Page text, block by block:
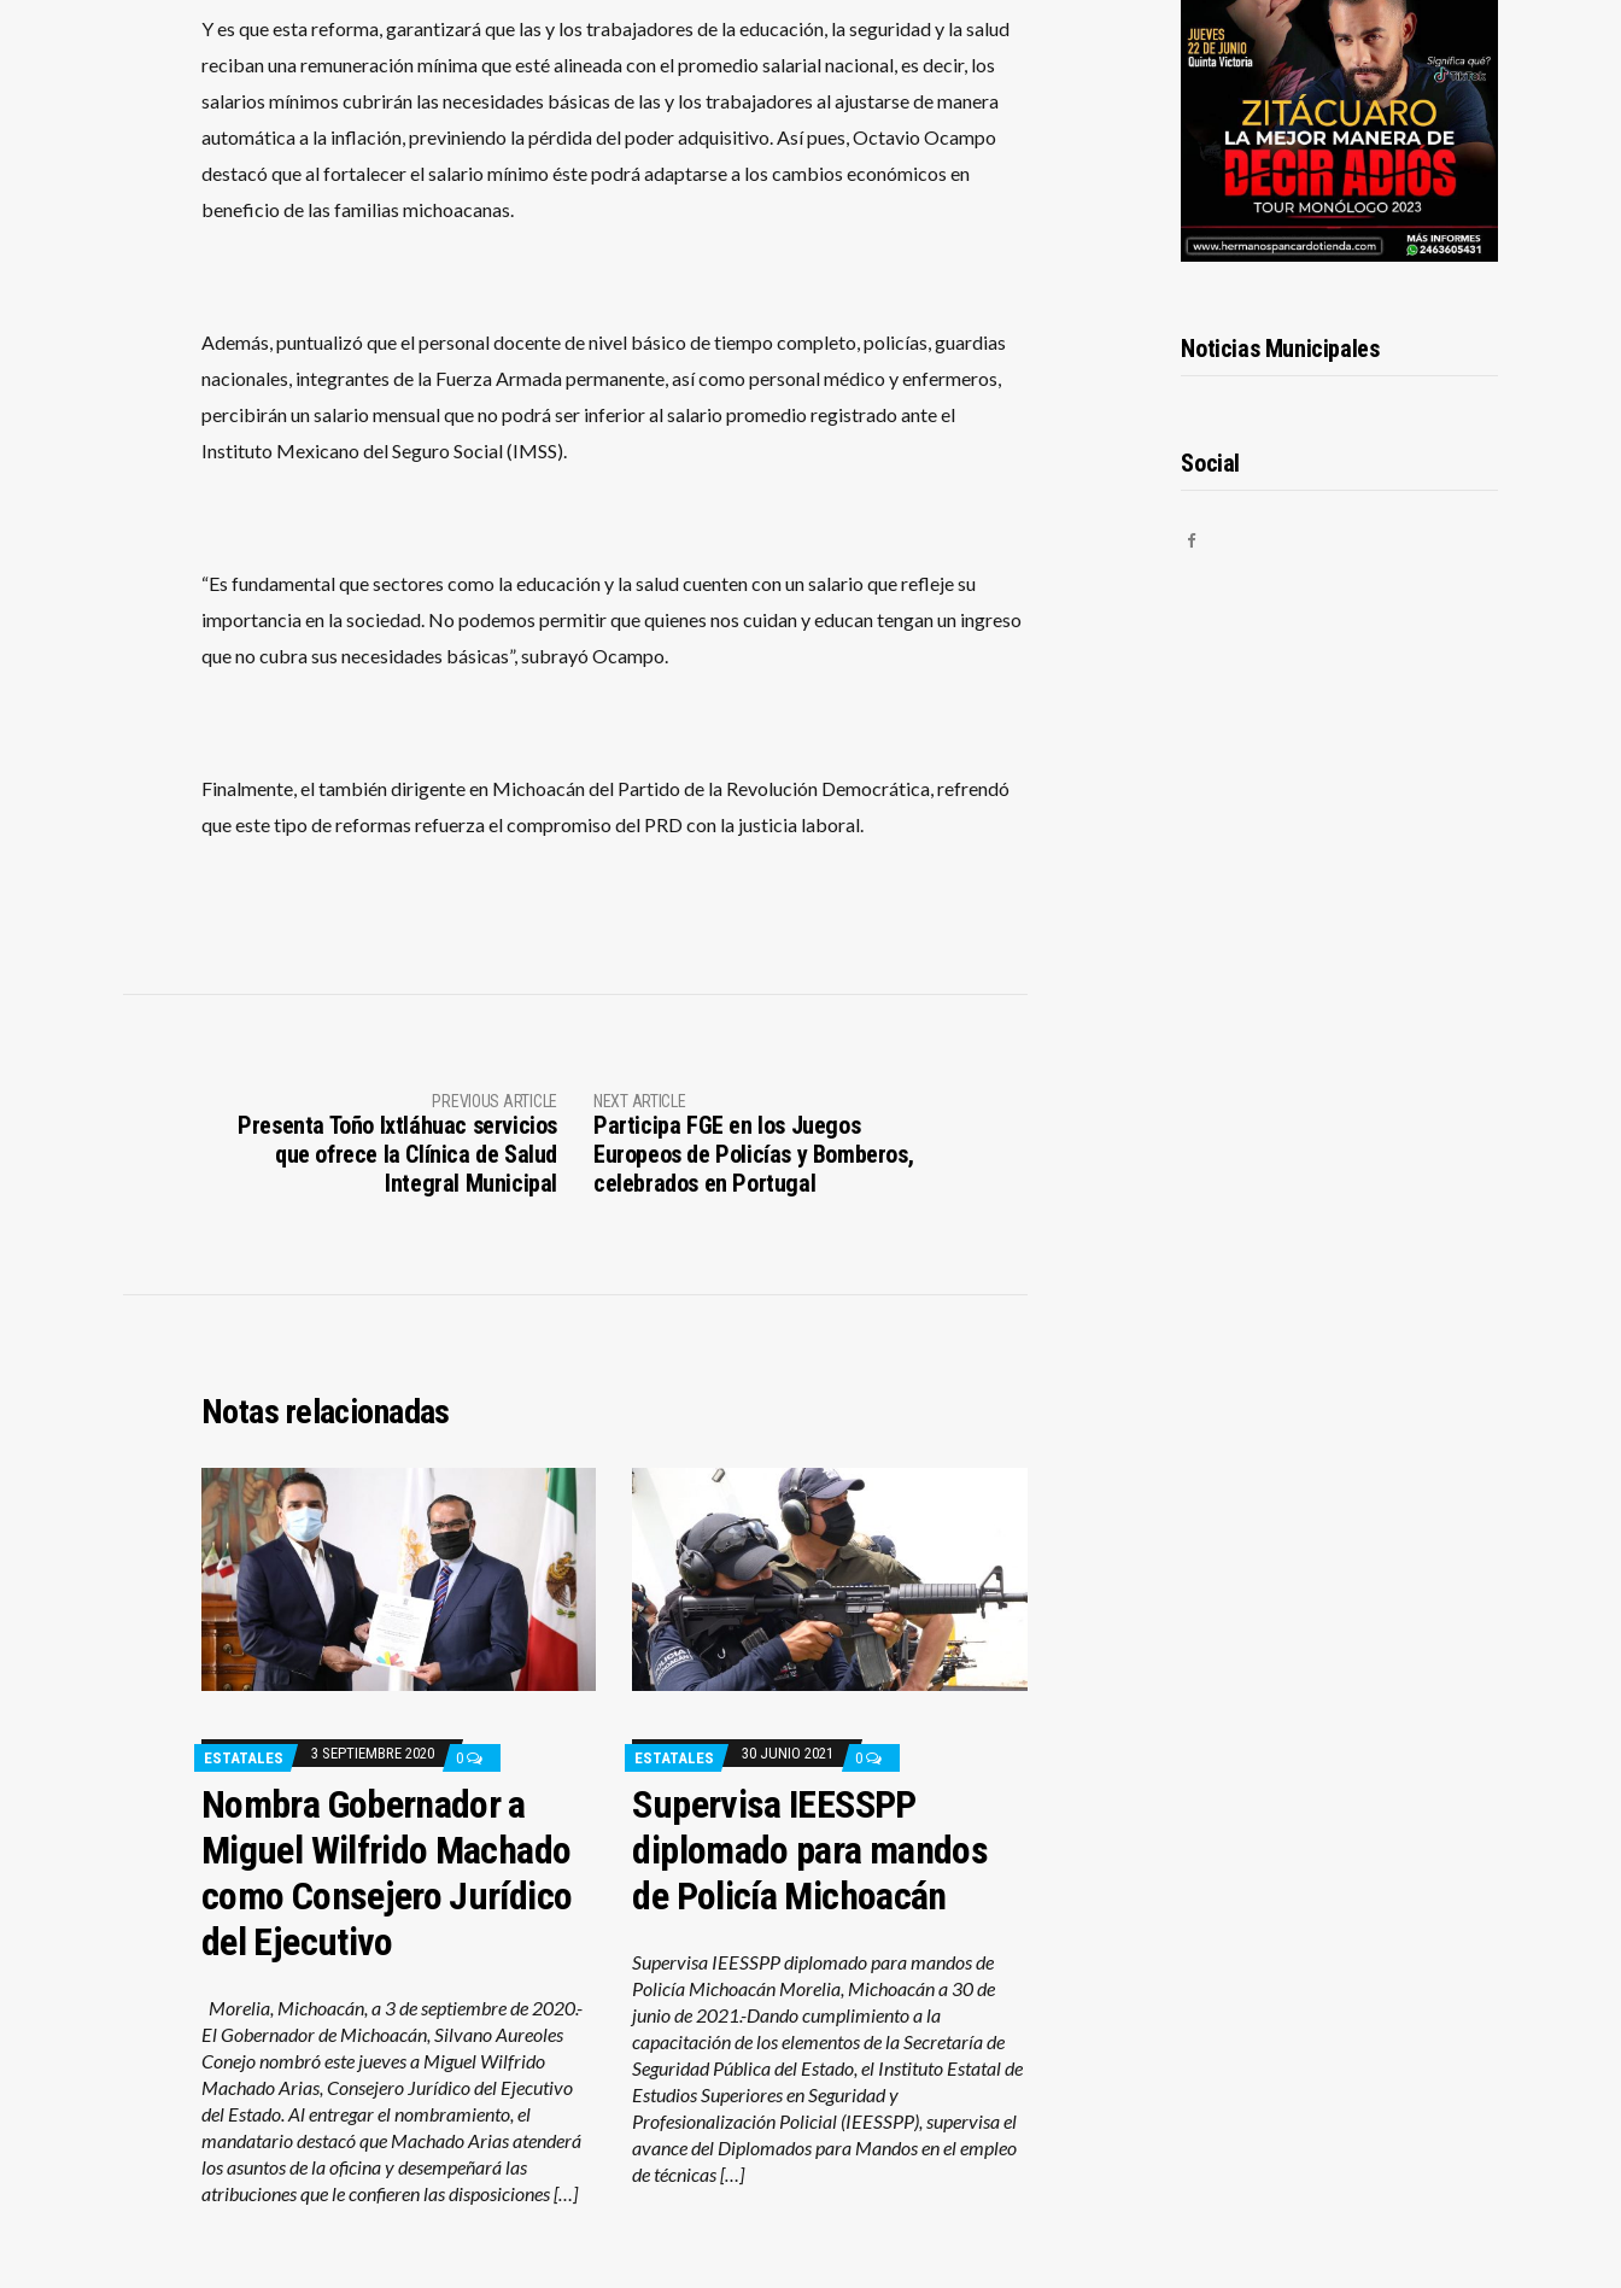
Y es que esta reforma, garantizará que las y los trabajadores de la educación, la seguridad y la salud
reciban una remuneración mínima que esté alineada con el promedio salarial nacional, es decir, los
salarios mínimos cubrirán las necesidades básicas de las y los trabajadores al ajustarse de manera
automática a la inflación, previniendo la pérdida del poder adquisitivo. Así pues, Octavio Ocampo
destacó que al fortalecer el salario mínimo éste podrá adaptarse a los cambios económicos en
beneficio de las familias michoacanas.
Además, puntualizó que el personal docente de nivel básico de tiempo completo, policías, guardias
nacionales, integrantes de la Fuerza Armada permanente, así como personal médico y enfermeros,
percibirán un salario mensual que no podrá ser inferior al salario promedio registrado ante el
Instituto Mexicano del Seguro Social (IMSS).
“Es fundamental que sectores como la educación y la salud cuenten con un salario que refleje su
importancia en la sociedad. No podemos permitir que quienes nos cuidan y educan tengan un ingreso
que no cubra sus necesidades básicas”, subrayó Ocampo.
Finalmente, el también dirigente en Michoacán del Partido de la Revolución Democrática, refrendó
que este tipo de reformas refuerza el compromiso del PRD con la justicia laboral.
PREVIOUS ARTICLE
Presenta Toño Ixtláhuac servicios
que ofrece la Clínica de Salud
Integral Municipal
NEXT ARTICLE
Participa FGE en los Juegos
Europeos de Policías y Bomberos,
celebrados en Portugal
Notas relacionadas
ESTATALES 3 SEPTIEMBRE 2020 0
Nombra Gobernador a
Miguel Wilfrido Machado
como Consejero Jurídico
del Ejecutivo
Morelia, Michoacán, a 3 de septiembre de 2020.-
El Gobernador de Michoacán, Silvano Aureoles
Conejo nombró este jueves a Miguel Wilfrido
Machado Arias, Consejero Jurídico del Ejecutivo
del Estado. Al entregar el nombramiento, el
mandatario destacó que Machado Arias atenderá
los asuntos de la oficina y desempeñará las
atribuciones que le confieren las disposiciones […]
ESTATALES 30 JUNIO 2021 0
Supervisa IEESSPP
diplomado para mandos
de Policía Michoacán
Supervisa IEESSPP diplomado para mandos de
Policía Michoacán Morelia, Michoacán a 30 de
junio de 2021.-Dando cumplimiento a la
capacitación de los elementos de la Secretaría de
Seguridad Pública del Estado, el Instituto Estatal de
Estudios Superiores en Seguridad y
Profesionalización Policial (IEESSPP), supervisa el
avance del Diplomados para Mandos en el empleo
de técnicas […]
Noticias Municipales
Social